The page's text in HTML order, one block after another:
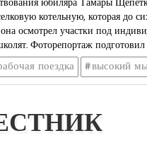
юбиляра Тамары
котельную, которая до
осмотрел участки под
Фоторепортаж
поездка
высокий